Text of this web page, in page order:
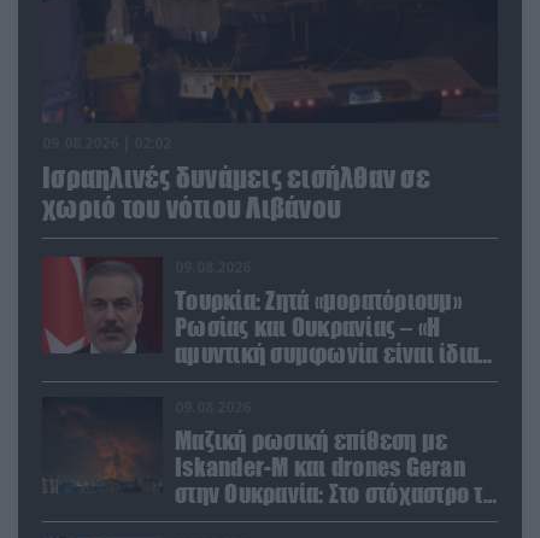
Ισραηλινές δυνάμεις εισήλθαν σε
χωριό του νότιου Λιβάνου
Τουρκία: Ζητά «μορατόριουμ»
Ρωσίας και Ουκρανίας – «Η
αμυντική συμφωνία είναι ίδια
με το άρθρο 5 του ΝΑΤΟ» (upd)
Μαζική ρωσική επίθεση με
Iskander-M και drones Geran
στην Ουκρανία: Στο στόχαστρο το
εργοστάσιο των Flamingo